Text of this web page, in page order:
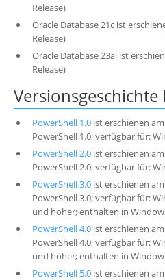
Release)
Oracle Database 21c ist
Release)
Oracle Database 23ai ist
Release)
Versionsgeschichte
PowerShell 1.0ist erschienen
PowerShell 1.0; verfügbar für:
PowerShell 2.0ist erschienen
PowerShell 2.0; verfügbar für:
PowerShell 3.0ist erschienen
PowerShell 3.0; verfügbar für:
und höher; enthalten in
PowerShell 4.0ist erschienen
PowerShell 4.0; verfügbar für:
und höher; enthalten in
PowerShell 5.0ist erschienen